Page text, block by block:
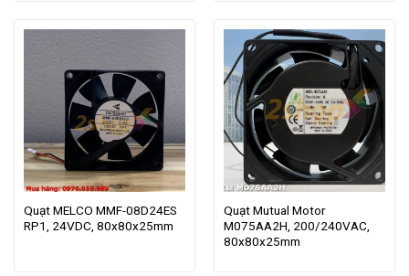
Quạt MELCO MMF-08D24ES
RP1, 24VDC, 80x80x25mm
Quạt Mutual Motor
M075AA2H, 200/240VAC,
80x80x25mm